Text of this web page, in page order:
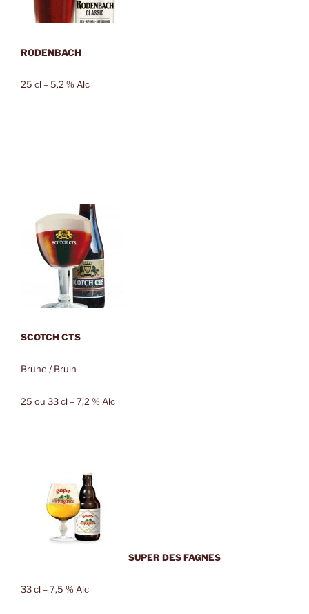
RODENBACH
25 cl – 5,2 % Alc
SCOTCH CTS
Brune / Bruin
25 ou 33 cl – 7,2 % Alc
SUPER DES FAGNES
33 cl – 7,5 % Alc